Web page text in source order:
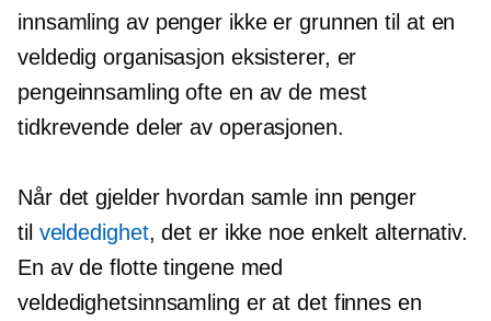
innsamling av penger ikke er grunnen til at en
veldedig organisasjon eksisterer, er
pengeinnsamling ofte en av de mest
tidkrevendedeler av operasjonen.
Når det gjelder hvordan samle inn penger
til veldedighet, det er ikke noe enkelt alternativ.
En av de flotte tingene med
veldedighetsinnsamling er at det finnes en